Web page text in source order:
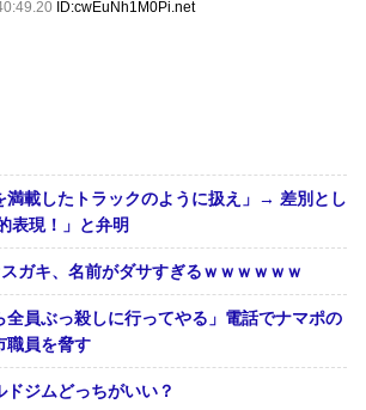
ID:cwEuNh1M0Pi.net
満載したトラックのように扱え」→ 差別とし
表現！」と弁明
スガキ、名前がダサすぎるｗｗｗｗｗｗ
全員ぶっ殺しに行ってやる」電話でナマポの
職員を脅す
ジムどっちがいい？